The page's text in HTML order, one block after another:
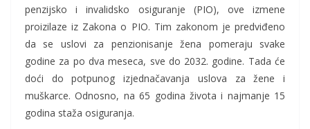
penzijsko i invalidsko osiguranje (PIO), ove izmene
proizilaze iz Zakona o PIO. Tim zakonom je predviđeno
da se uslovi za penzionisanje žena pomeraju svake
godine za po dva meseca, sve do 2032. godine. Tada će
doći do potpunog izjednačavanja uslova za žene i
muškarce. Odnosno, na 65 godina života i najmanje 15
godina staža osiguranja.